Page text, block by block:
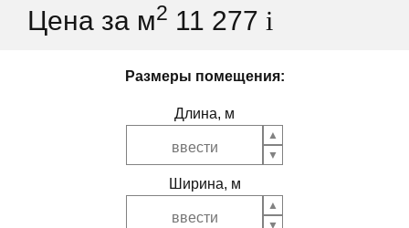
Цена за м2 11 277 i
Размеры помещения:
Длина, м
Ширина, м